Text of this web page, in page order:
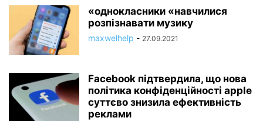
«однокласники «навчилися
розпізнавати музику
maxwelhelp - 27.09.2021
Facebook підтвердила, що нова
політика конфіденційності apple
суттєво знизила ефективність
реклами